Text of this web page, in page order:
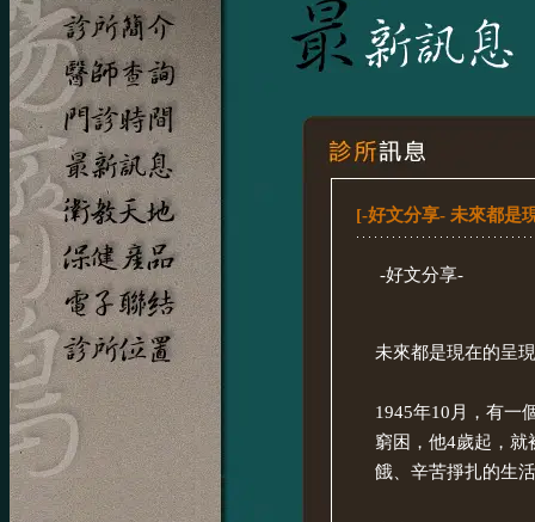
[-好文分享- 未來都是
-好文分享-
未來都是現在的呈
1945年10月，有一
窮困，他4歲起，
餓、辛苦掙扎的生